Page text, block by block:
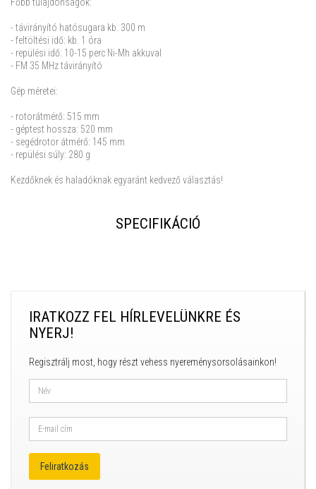
Főbb tulajdonságok:
- távirányító hatósugara kb. 300 m
- feltöltési idő: kb. 1 óra
- repülési idő: 10-15 perc Ni-Mh akkuval
- FM 35 MHz távirányító
Gép méretei:
- rotorátmérő: 515 mm
- géptest hossza: 520 mm
- segédrotor átmérő: 145 mm
- repülési súly: 280 g
Kezdőknek és haladóknak egyaránt kedvező választás!
SPECIFIKÁCIÓ
IRATKOZZ FEL HÍRLEVELÜNKRE ÉS
NYERJ!
Regisztrálj most, hogy részt vehess nyereménysorsolásainkon!